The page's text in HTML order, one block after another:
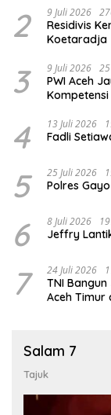
2 9 Juli 2026
Residivis
Koetaradja
3 9 Juli 2026
PWI Aceh
Kompetensi
4 13 Juli 2026
Fadli
5 25 Juli 2026
Polres
6 8 Juli 2026
Jeffry
7 24 Juli 2026
TNI
Aceh Timur
Salam 7
Tajuk